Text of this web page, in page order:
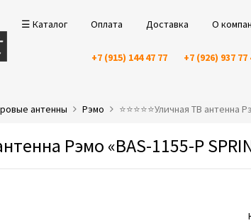
☰ Каталог Оплата Доставка О
+7 (915) 144 47 77 +7 (926) 937 77
антенны Рэмо ⭐️⭐️⭐️⭐️⭐️Уличная ТВ
Рэмо «BAS-1155-P